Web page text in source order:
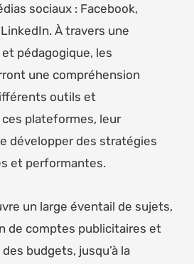
sociaux : Facebook,
À travers une
pédagogique, les
une compréhension
outils et
plateformes, leur
développer des stratégies
et performantes.
un large éventail de sujets,
de comptes publicitaires et
budgets, jusqu’à la